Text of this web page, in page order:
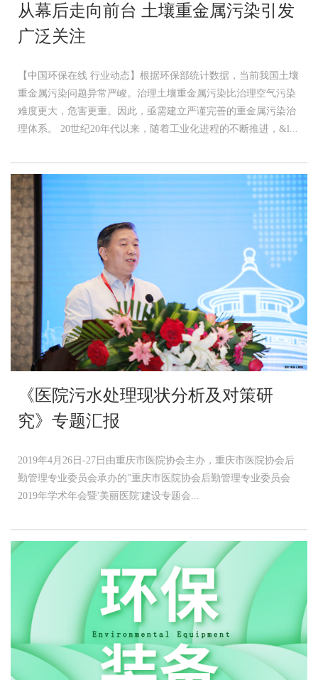
从幕后走向前台 土壤重金属污染引发
广泛关注
【中国环保在线 行业动态】根据环保部统计数据，当前我国土壤
重金属污染问题异常严峻。治理土壤重金属污染比治理空气污染
难度更大，危害更重。因此，亟需建立严谨完善的重金属污染治
理体系。 20世纪20年代以来，随着工业化进程的不断推进，&l...
《医院污水处理现状分析及对策研
究》专题汇报
2019年4月26日-27日由重庆市医院协会主办，重庆市医院协会后
勤管理专业委员会承办的"重庆市医院协会后勤管理专业委员会
2019年学术年会暨'美丽医院'建设专题会...